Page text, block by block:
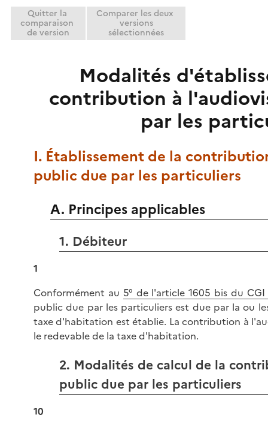
Quitter la
comparaison
de version
Comparer les deux
versions
sélectionnées
Modalités
contribution à
par les
I. Établissement de la
public due par les particuliers
A. Principes applicables
1. Débiteur
1
Conformément au 5° de l'article 1605 bis du CGI
public due par les particuliers est due par la ou
taxe d'habitation est établie. La contribution à
le redevable de la taxe d'habitation.
2. Modalités de calcul de la
public due par les particuliers
10